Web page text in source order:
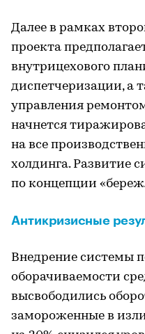
Далее в рамках
проекта
внутрицехового
диспетчеризации, а
управления
начнется
на все
холдинга. Развитие
по концепции
Антикризисные
Внедрение системы
оборачиваемости
высвободились
замороженные в